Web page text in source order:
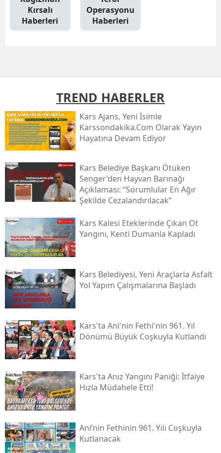
Karaman
Kırıkkale
Batman
Bartın
Ardahan
Iğdır
Düzce
Kırsalı
Haberleri
Operasyonu
Haberleri
TREND HABERLER
Kars Ajans, Yeni İsimle
Karssondakika.com Olarak Yayın
Hayatına Devam Ediyor
Kars Belediye Başkanı Ötüken
Senger’den Hayvan Barınağı
Açıklaması: “sorumlular En Ağır
Şekilde Cezalandırılacak”
Kars Kalesi Eteklerinde Çıkan Ot
Yangını, Kenti Dumanla Kapladı
Kars Belediyesi, Yeni Araçlarla Asfalt
Yol Yapım Çalışmalarına Başladı
Kars'ta Ani'nin Fethi'nin 961. Yıl
Dönümü Büyük Coşkuyla Kutlandı
Kars'ta Anız Yangını Paniği: İtfaiye
Hızla Müdahele Etti!
Ani’nin Fethinin 961. Yılı Coşkuyla
Kutlanacak